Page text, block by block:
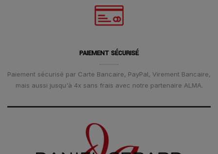
PAIEMENT SÉCURISÉ
Paiement sécurisé par Carte Bancaire, PayPal, Virement Bancaire,
mais aussi jusqu'à 4x sans frais avec notre partenaire ALMA.